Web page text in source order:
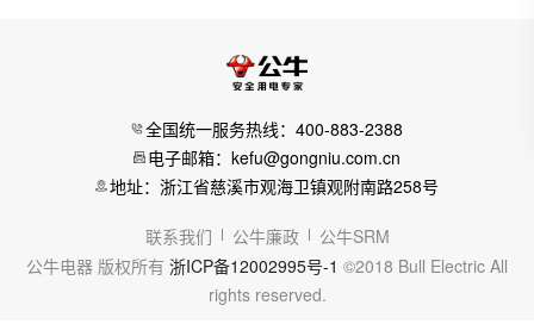
全国统一服务热线：400-883-2388
电子邮箱：kefu@gongniu.com.cn
地址：浙江省慈溪市观海卫镇观附南路258号
联系我们 公牛廉政
公牛SRM
公牛电器 版权所有 浙ICP备12002995号-1 ©2018 Bull Electric All
rights reserved.